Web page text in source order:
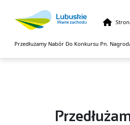
Przedłużamy Nabór Do Konkursu Pn.